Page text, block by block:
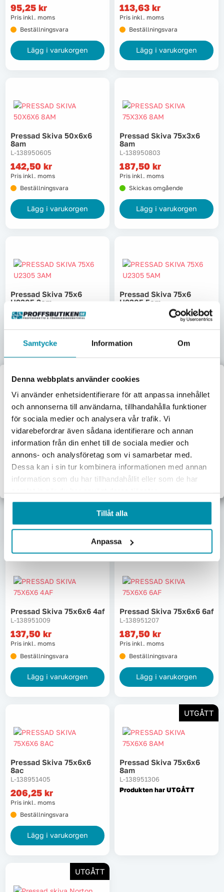
Samtycke Information Om
Denna webbplats använder cookies
Vi använder enhetsidentifierare för att anpassa innehållet
och annonserna till användarna, tillhandahålla funktioner
för sociala medier och analysera vår trafik. Vi
vidarebefordrar även sådana identifierare och annan
information från din enhet till de sociala medier och
annons- och analysföretag som vi samarbetar med.
Dessa kan i sin tur kombinera informationen med annan
information som du har tillhandahållit eller som de har
Tillåt alla
Anpassa
95,25 kr
Pris inkl. moms
Beställningsvara
Lägg i varukorgen
113,63 kr
Pris inkl. moms
Beställningsvara
Lägg i varukorgen
Pressad Skiva 50x6x6
8am
L-138950605
142,50 kr
Pris inkl. moms
Beställningsvara
Lägg i varukorgen
Pressad Skiva 75x3x6
8am
L-138950803
187,50 kr
Pris inkl. moms
Skickas omgående
Lägg i varukorgen
Pressad Skiva 75x6
U2305 3am
L-178240255
Beställningsvara
Pressad Skiva 75x6
U2305 5am
Skickas omgående
Pressad Skiva 75x6
U2305 7am
L-178240404
218,75kr
Lägg i varukorgen
Pressad Skiva 75x6x6 2sf
158,75kr
Lägg i varukorgen
Pressad Skiva 75x6x6 4af
L-138951009
137,50 kr
Pris inkl. moms
Beställningsvara
Lägg i varukorgen
Pressad Skiva 75x6x6 6af
L-138951207
187,50 kr
Pris inkl. moms
Beställningsvara
Lägg i varukorgen
Pressad Skiva 75x6x6
8ac
L-138951405
206,25 kr
Pris inkl. moms
Beställningsvara
Lägg i varukorgen
UTGÅTT
Pressad Skiva 75x6x6
8am
L-138951306
Produkten har UTGÅTT
UTGÅTT
Välkommen till
Proffsbutiken
Jag handlar som:
Företag
Exkl. moms
Privat
Inkl. moms